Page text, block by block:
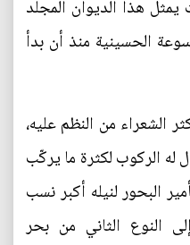
يمثل هذا الديوان المجلد
الحسينية منذ أن بدأ
الشعراء من النظم عليه،
له الركوب لكثرة ما يركّب
البحور لنيله أكبر نسب
النوع الثاني من بحر